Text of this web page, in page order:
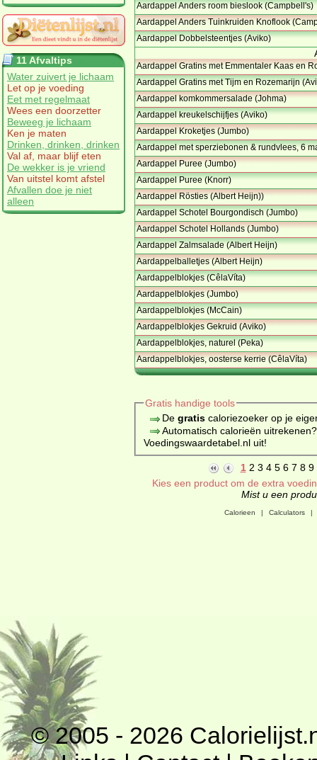
11 Afvaltips
Water zuivert je lichaam
Let op je voeding
Eet met regelmaat
Wees een doorzetter
Beweeg je lichaam
Ken je maten
Drinken, drinken, drinken
Val af, maar blijf eten
De wekker is je vriend
Van uitstel komt afstel
Afvallen doe je niet
alleen
Aardappel Anders room bieslook (Campbell's)
Aardappel Anders Tuinkruiden Knoflook
Aardappel Dobbelsteentjes (Aviko)
Aardappel Gratins met Emmentaler Kaas en
Aardappel Gratins met Tijm en Rozemarijn
Aardappel komkommersalade (Johma)
Aardappel kreukelschijfjes (Aviko)
Aardappel Kroketjes (Jumbo)
Aardappel met sperziebonen & rundvlees, 6
Aardappel Puree (Jumbo)
Aardappel Puree (Knorr)
Aardappel Rösties (Albert Heijn))
Aardappel Schotel Bourgondisch (Jumbo)
Aardappel Schotel Hollands (Jumbo)
Aardappel Zalmsalade (Albert Heijn)
Aardappelballetjes (Albert Heijn)
Aardappelblokjes (CêlaVíta)
Aardappelblokjes (Jumbo)
Aardappelblokjes (McCain)
Aardappelblokjes Gekruid (Aviko)
Aardappelblokjes, naturel (Peka)
Aardappelblokjes, oosterse kerrie (CêlaVíta)
Gratis handige tools
De gratiscaloriezoeker op je
Automatisch calorieën
Voedingswaardetabel.nl uit!
1 2 3 4 5 6 7 8 9
Kies een product om de extra
Mist u een
Calorieen | Calculators |
© 2005 - 2026